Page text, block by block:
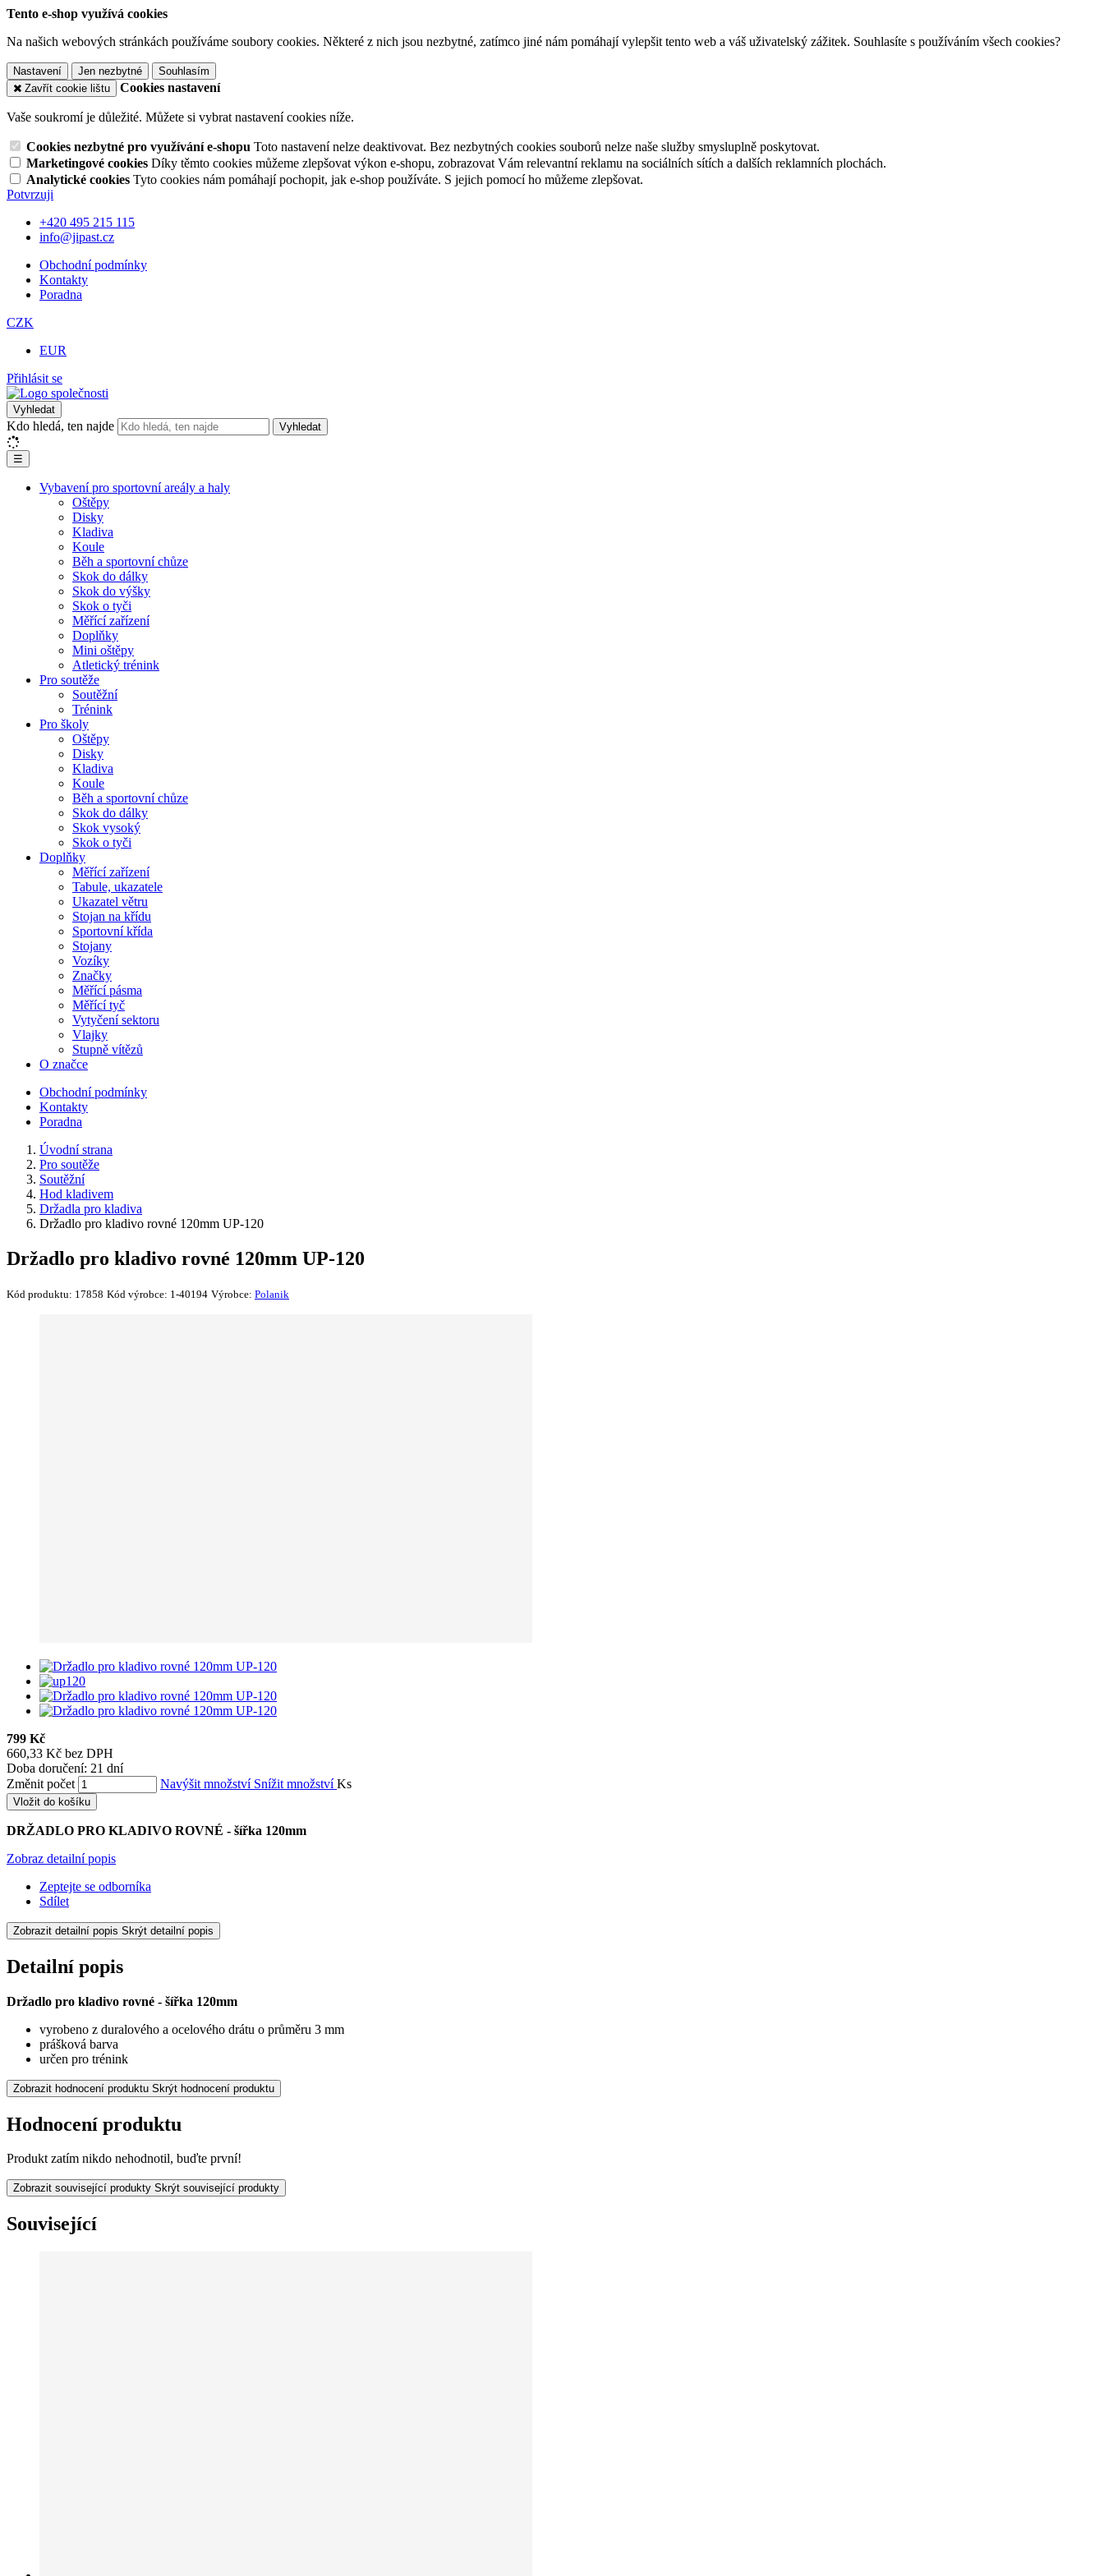
Tento e-shop využívá cookies
Na našich webových stránkách používáme soubory cookies. Některé z nich jsou nezbytné, zatímco jiné nám pomáhají vylepšit tento web a váš uživatelský zážitek. Souhlasíte s používáním všech cookies?
Nastavení Jen nezbytné
Souhlasím
Zavřít cookie lištu
Cookies nastavení
Vaše soukromí je důležité. Můžete si vybrat nastavení cookies níže.
Cookies nezbytné pro využívání e-shopu Toto nastavení nelze deaktivovat. Bez nezbytných cookies souborů nelze naše služby smysluplně poskytovat.
Marketingové cookies Díky těmto cookies můžeme zlepšovat výkon e-shopu, zobrazovat Vám relevantní reklamu na sociálních sítích a dalších reklamních plochách.
Analytické cookies Tyto cookies nám pomáhají pochopit, jak e-shop používáte. S jejich pomocí ho můžeme zlepšovat.
Potvrzuji
+420 495 215 115
info@jipast.cz
Obchodní podmínky
Kontakty
Poradna
CZK
EUR
Přihlásit se
Vyhledat
Kdo hledá, ten najde Vyhledat
☰
Vybavení pro sportovní areály a haly
Oštěpy
Disky
Kladiva
Koule
Běh a sportovní chůze
Skok do dálky
Skok do výšky
Skok o tyči
Měřící zařízení
Doplňky
Mini oštěpy
Atletický trénink
Pro soutěže
Soutěžní
Trénink
Pro školy
Oštěpy
Disky
Kladiva
Koule
Běh a sportovní chůze
Skok do dálky
Skok vysoký
Skok o tyči
Doplňky
Měřící zařízení
Tabule, ukazatele
Ukazatel větru
Stojan na křídu
Sportovní křída
Stojany
Vozíky
Značky
Měřící pásma
Měřící tyč
Vytyčení sektoru
Vlajky
Stupně vítězů
O značce
Obchodní podmínky
Kontakty
Poradna
Úvodní strana
Pro soutěže
Soutěžní
Hod kladivem
Držadla pro kladiva
Držadlo pro kladivo rovné 120mm UP-120
Držadlo pro kladivo rovné 120mm UP-120
Kód produktu: 17858 Kód výrobce: 1-40194 Výrobce: Polanik
799 Kč
660,33 Kč bez DPH
Doba doručení: 21 dní
Změnit počet
Navýšit množství Snížit množstvíKs
Vložit do košíku
DRŽADLO PRO KLADIVO ROVNÉ - šířka 120mm
Zobraz detailní popis
Zeptejte se odborníka
Sdílet
Zobrazit detailní popis Skrýt detailní popis
Detailní popis
Držadlo pro kladivo rovné - šířka 120mm
vyrobeno z duralového a ocelového drátu o průměru 3 mm
prášková barva
určen pro trénink
Zobrazit hodnocení produktu Skrýt hodnocení produktu
Hodnocení produktu
Produkt zatím nikdo nehodnotil, buďte první!
Zobrazit související produkty Skrýt související produkty
Související